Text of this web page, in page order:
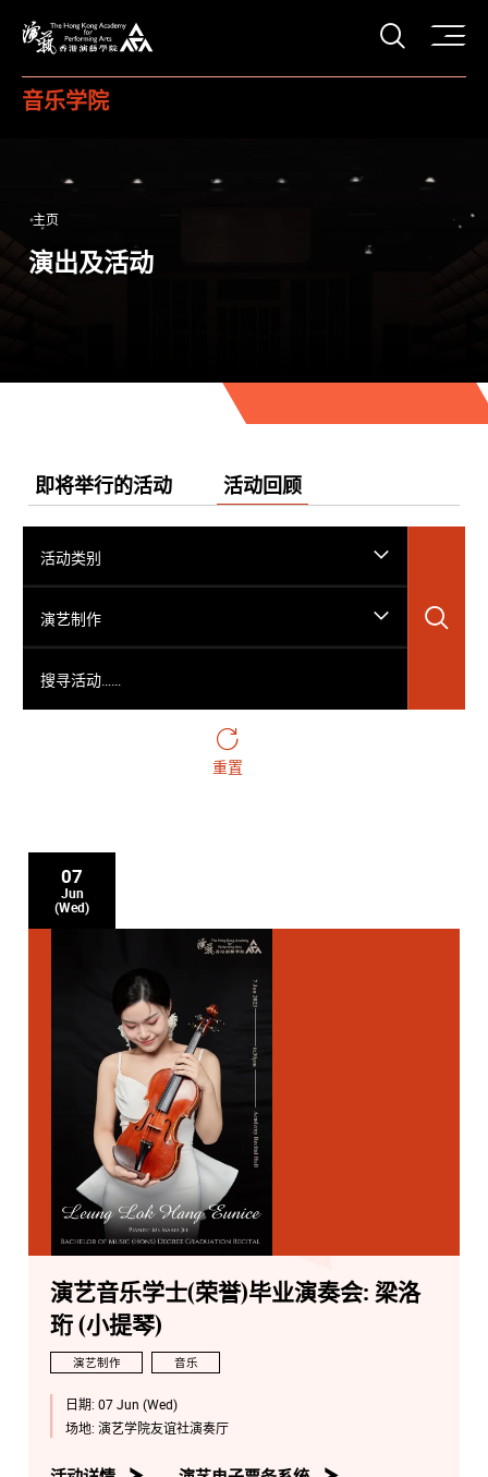
打开
音乐学院
主页
演出及活动
即将举行的活动 活动回顾
活动类别
演艺制作
重置
07
Jun
(Wed)
演艺音乐学士(荣誉)毕业演奏会: 梁洛
珩 (小提琴)
演艺制作 音乐
日期: 07 Jun (Wed)
场地: 演艺学院友谊社演奏厅